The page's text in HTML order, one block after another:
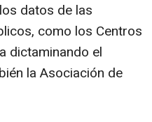
datos de las
como los Centros
dictaminando el
la Asociación de